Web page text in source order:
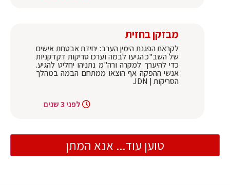
מבזקן בחזית
לקראת הפגנת הימין הערב: יחידת אבטחת אישים
של השב"כ הגיעו לבמה וערכו סריקות דקדקניות
כדי להיערך למקרה ורה"מ נתניהו יחליט להגיע.
אנשי ההפקה אף הוצאו ממתחם הבמה במהלך
הסריקות | JDN
לפני 3 שנים
טוען עוד... אנא המתן